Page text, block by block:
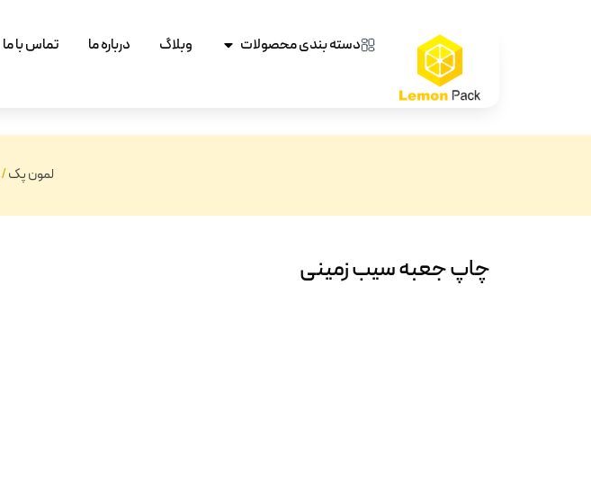
دسته بندی محصولات وبلاگ درباره ما تماس با ما
لمون پک/
چاپ جعبه سیب زمینی